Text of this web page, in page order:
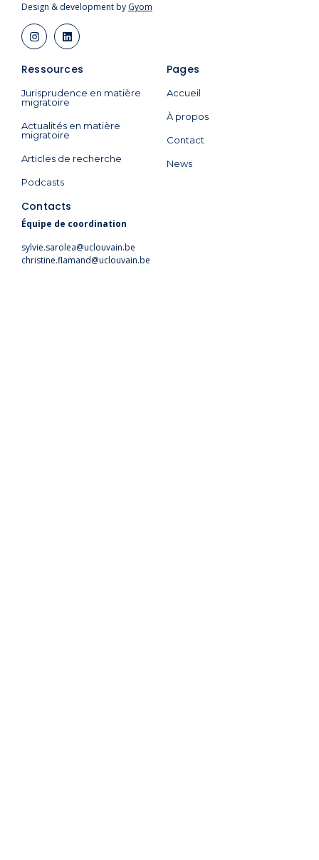
Design & development by Gyom
Ressources
Jurisprudence en matière
migratoire
Actualités en matière
migratoire
Articles de recherche
Podcasts
Pages
Accueil
À propos
Contact
News
Contacts
Équipe de coordination
sylvie.sarolea@uclouvain.be
christine.flamand@uclouvain.be